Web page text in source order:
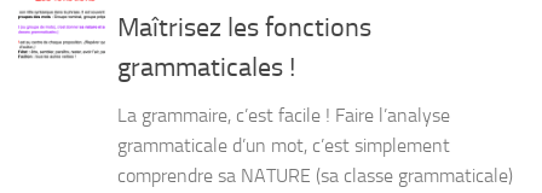
Maîtrisez les fonctions
grammaticales !
La grammaire, c’est facile ! Faire l’analyse
grammaticale d’un mot, c’est simplement
comprendre sa NATURE (sa classe grammaticale)